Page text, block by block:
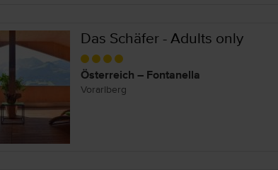
Das Schäfer - Adults only
Österreich – Fontanella
Vorarlberg